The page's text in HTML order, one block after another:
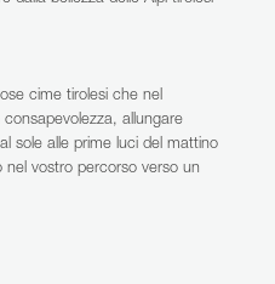
cime tirolesi che nel
allungare
sole alle prime luci del mattino
nel vostro percorso verso un